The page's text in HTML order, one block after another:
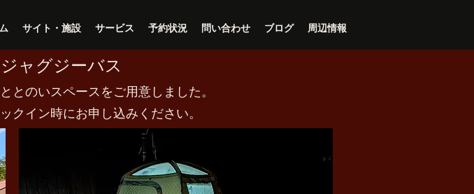
サイト・施設 サービス 予約状況 問い合わせ ブログ 周辺情報
ャグジーバス
とのいスペースをご用意しました。
クイン時にお申し込みください。